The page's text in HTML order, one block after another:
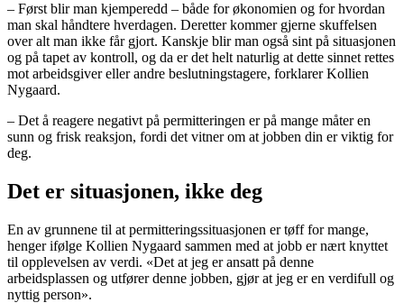
– Først blir man kjemperedd – både for økonomien og for hvordan
man skal håndtere hverdagen. Deretter kommer gjerne skuffelsen
over alt man ikke får gjort. Kanskje blir man også sint på situasjonen
og på tapet av kontroll, og da er det helt naturlig at dette sinnet rettes
mot arbeidsgiver eller andre beslutningstagere, forklarer Kollien
Nygaard.
– Det å reagere negativt på permitteringen er på mange måter en
sunn og frisk reaksjon, fordi det vitner om at jobben din er viktig for
deg.
Det er situasjonen, ikke deg
En av grunnene til at permitteringssituasjonen er tøff for mange,
henger ifølge Kollien Nygaard sammen med at jobb er nært knyttet
til opplevelsen av verdi. «Det at jeg er ansatt på denne
arbeidsplassen og utfører denne jobben, gjør at jeg er en verdifull og
nyttig person».